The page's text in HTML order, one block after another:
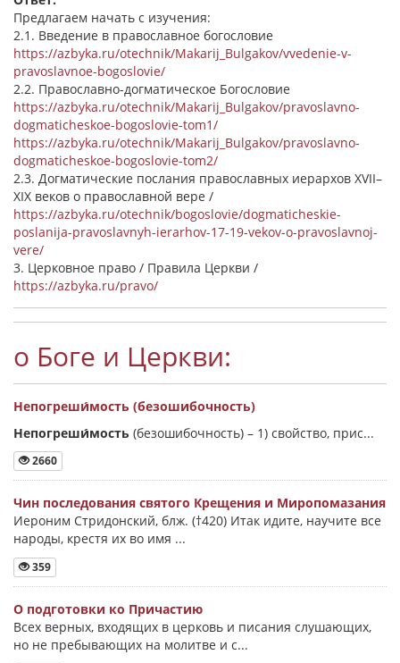
Предлагаем начать с изучения:
2.1. Введение в православное богословие
https://azbyka.ru/otechnik/Makarij_Bulgakov/vvedenie-v-
pravoslavnoe-bogoslovie/
2.2. Православно-догматическое Богословие
https://azbyka.ru/otechnik/Makarij_Bulgakov/pravoslavno-
dogmaticheskoe-bogoslovie-tom1/
https://azbyka.ru/otechnik/Makarij_Bulgakov/pravoslavno-
dogmaticheskoe-bogoslovie-tom2/
2.3. Догматические послания православных иерархов XVII–
XIX веков о православной вере /
https://azbyka.ru/otechnik/bogoslovie/dogmaticheskie-
poslanija-pravoslavnyh-ierarhov-17-19-vekov-o-pravoslavnoj-
vere/
3. Церковное право / Правила Церкви /
https://azbyka.ru/pravo/
о Боге и Церкви:
Непогреши́мость (безошибочность)
Непогреши́мость (безошибочность) – 1) свойство, прис...
2660
Чин последования святого Крещения и Миропомазания
Иероним Стридонский, блж. (†420) Итак идите, научите все
народы, крестя их во имя ...
359
О подготовки ко Причастию
Всех верных, входящих в церковь и писания слушающих,
но не пребывающих на молитве и с...